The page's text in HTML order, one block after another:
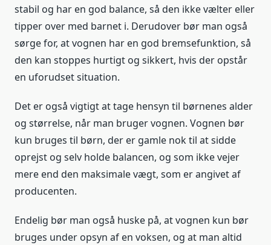
stabil og har en god balance, så den ikke vælter eller
tipper over med barnet i. Derudover bør man også
sørge for, at vognen har en god bremsefunktion, så
den kan stoppes hurtigt og sikkert, hvis der opstår
en uforudset situation.
Det er også vigtigt at tage hensyn til børnenes alder
og størrelse, når man bruger vognen. Vognen bør
kun bruges til børn, der er gamle nok til at sidde
oprejst og selv holde balancen, og som ikke vejer
mere end den maksimale vægt, som er angivet af
producenten.
Endelig bør man også huske på, at vognen kun bør
bruges under opsyn af en voksen, og at man altid